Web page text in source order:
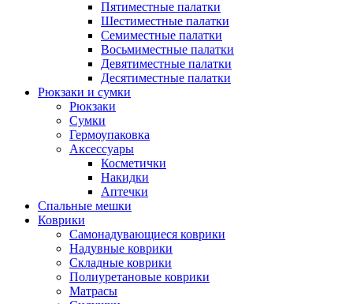
Пятиместные палатки
Шестиместные палатки
Семиместные палатки
Восьмиместные палатки
Девятиместные палатки
Десятиместные палатки
Рюкзаки и сумки
Рюкзаки
Сумки
Гермоупаковка
Аксессуары
Косметички
Накидки
Аптечки
Спальные мешки
Коврики
Самонадувающиеся коврики
Надувные коврики
Складные коврики
Полиуретановые коврики
Матрасы